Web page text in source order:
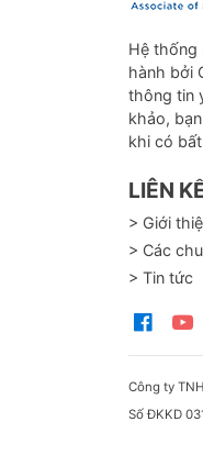
Hệ thống
hành bởi
thông tin
khảo,
khi có
LIÊN
> Giới
> Các
> Tin tức
Công ty
Số ĐKKD